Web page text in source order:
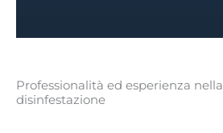
Professionalità ed esperienza nella
disinfestazione